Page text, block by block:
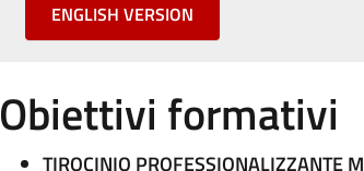
ENGLISH VERSION
Obiettivi formativi
TIROCINIO PROFESSIONALIZZANTE